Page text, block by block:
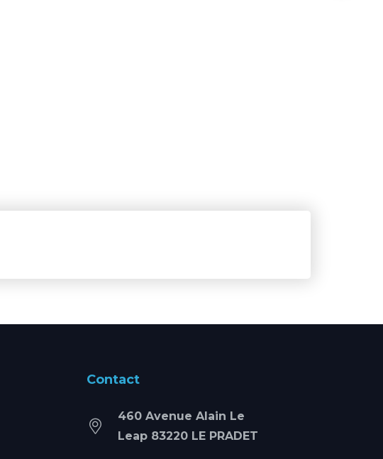
Contact
460 Avenue Alain Le
Leap 83220 LE PRADET